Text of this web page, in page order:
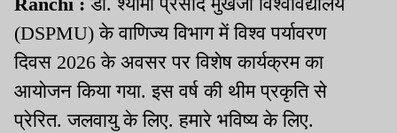
(DSPMU) के वाणिज्य विभाग में विश्व पर्यावरण
दिवस 2026 के अवसर पर विशेष कार्यक्रम का
आयोजन किया गया. इस वर्ष की थीम प्रकृति से
प्रेरित. जलवायु के लिए. हमारे भविष्य के लिए.